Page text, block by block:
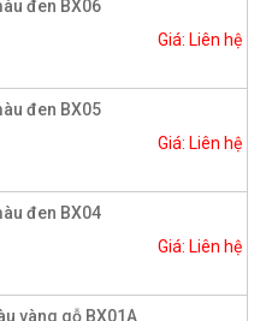
đen BX06
Giá: Liên hệ
đen BX05
Giá: Liên hệ
đen BX04
Giá: Liên hệ
vàng gỗ BX01A